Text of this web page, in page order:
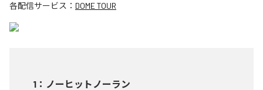
各配信サービス： DOME TOUR
1 ： ノーヒットノーラン